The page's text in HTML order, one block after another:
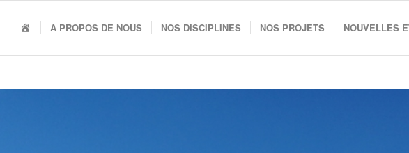
AccueilA PROPOS DE NOUS NOS DISCIPLINES NOS PROJETS NOUVELLES